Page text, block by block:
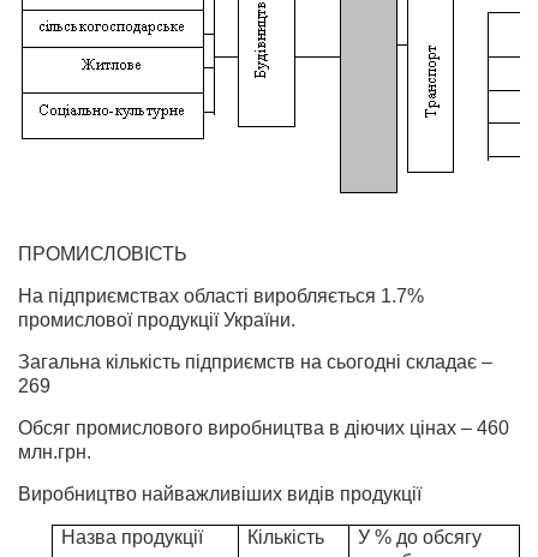
ПРОМИСЛОВІСТЬ
На підприємствах області виробляється 1.7%
промислової продукції України.
Загальна кількість підприємств на сьогодні складає –
269
Обсяг промислового виробництва в діючих цінах – 460
млн.грн.
Виробництво найважливіших видів продукції
Назва продукції Кількість
У % до обсягу